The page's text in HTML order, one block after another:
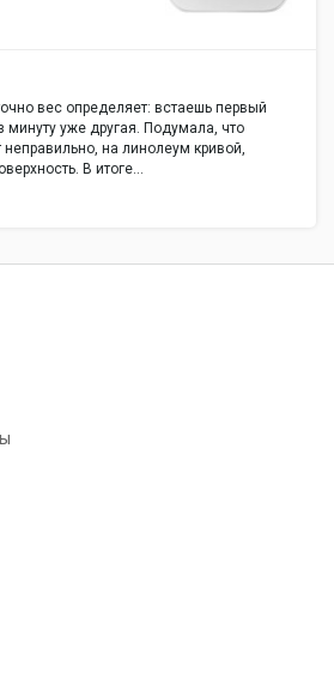
вес определяет: встаешь первый
минуту уже другая. Подумала, что
неправильно, на линолеум кривой,
В итоге…